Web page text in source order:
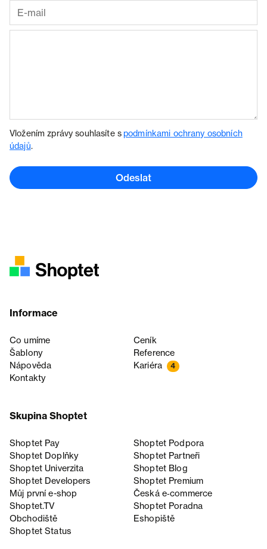
Vložením zprávy souhlasíte spodmínkami ochrany osobních
údajů.
Odeslat
Informace
Co umíme
Ceník
Šablony
Reference
Nápověda
Kariéra 4
Kontakty
Skupina Shoptet
Shoptet Pay
Shoptet Podpora
Shoptet Doplňky
Shoptet Partneři
Shoptet Univerzita
Shoptet Blog
Shoptet Developers
Shoptet Premium
Můj první e-shop
Česká e‑commerce
Shoptet.TV
Shoptet Poradna
Obchodiště
Eshopiště
Shoptet Status